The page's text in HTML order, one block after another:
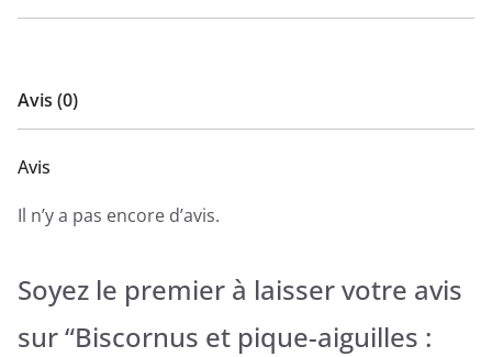
Avis (0)
Avis
Il n’y a pas encore d’avis.
Soyez le premier à laisser votre avis
sur “Biscornus et pique-aiguilles :